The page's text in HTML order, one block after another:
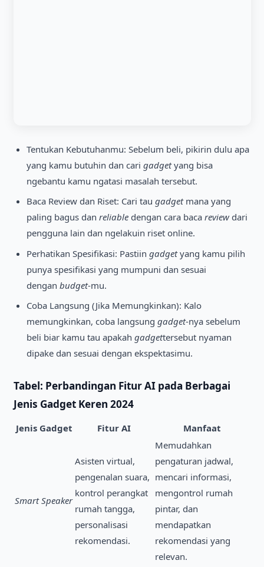
Tentukan Kebutuhanmu: Sebelum beli, pikirin dulu apa
yang kamu butuhin dan cari gadgetyang bisa
ngebantu kamu ngatasi masalah tersebut.
Baca Review dan Riset: Cari tau gadgetmana yang
paling bagus dan reliable dengan cara baca reviewdari
pengguna lain dan ngelakuin riset online.
Perhatikan Spesifikasi: Pastiin gadgetyang kamu pilih
punya spesifikasi yang mumpuni dan sesuai
dengan budget-mu.
Coba Langsung (Jika Memungkinkan): Kalo
memungkinkan, coba langsung gadget-nya sebelum
beli biar kamu tau apakah gadgettersebut nyaman
dipake dan sesuai dengan ekspektasimu.
Tabel: Perbandingan Fitur AI pada Berbagai
Jenis Gadget Keren 2024
Jenis Gadget Fitur AI Manfaat
Smart Speaker
Asisten virtual,
pengenalan suara,
kontrol perangkat
rumah tangga,
personalisasi
rekomendasi.
Memudahkan
pengaturan jadwal,
mencari informasi,
mengontrol rumah
pintar, dan
mendapatkan
rekomendasi yang
relevan.